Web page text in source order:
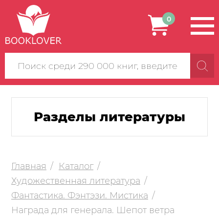
Поиск
по
сайту
0
Разделы литературы
Главная
Каталог
Художественная литература
Фантастика. Фэнтэзи. Мистика
Награда для генерала. Шепот ветра